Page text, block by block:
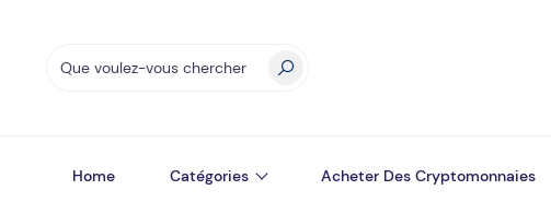
Home Catégories Acheter Des Cryptomonnaies